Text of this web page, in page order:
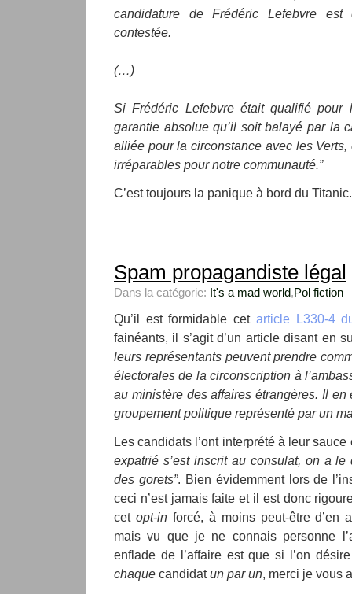
candidature de Frédéric Lefebvre
contestée.
(…)
Si Frédéric Lefebvre était qualifié
garantie absolue qu’il soit balayé par la
alliée pour la circonstance avec les
irréparables pour notre communauté.”
C’est toujours la panique à bord du Titanic.
Spam propagandiste légal
Dans la catégorie: It's a mad world,Pol fiction
Qu’il est formidable cet article L330-4
fainéants, il s’agit d’un article disant en
leurs représentants peuvent prendre
électorales de la circonscription à
au ministère des affaires étrangères. Il
groupement politique représenté par un
Les candidats l’ont interprété à leur
expatrié s’est inscrit au consulat, on a
des gorets”. Bien évidemment lors de
ceci n’est jamais faite et il est donc
cet opt-inforcé, à moins peut-être d’en
mais vu que je ne connais personne
enflade de l’affaire est que si l’on
chaque candidatun par un, merci je vous